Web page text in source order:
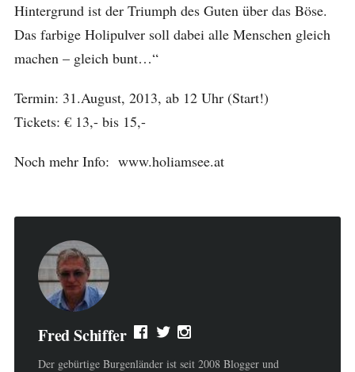
Hintergrund ist der Triumph des Guten über das Böse.
Das farbige Holipulver soll dabei alle Menschen gleich
machen – gleich bunt…“
Termin: 31.August, 2013, ab 12 Uhr (Start!)
Tickets: € 13,- bis 15,-
Noch mehr Info: www.holiamsee.at
Fred Schiffer
Der gebürtige Burgenländer ist seit 2008 Blogger und